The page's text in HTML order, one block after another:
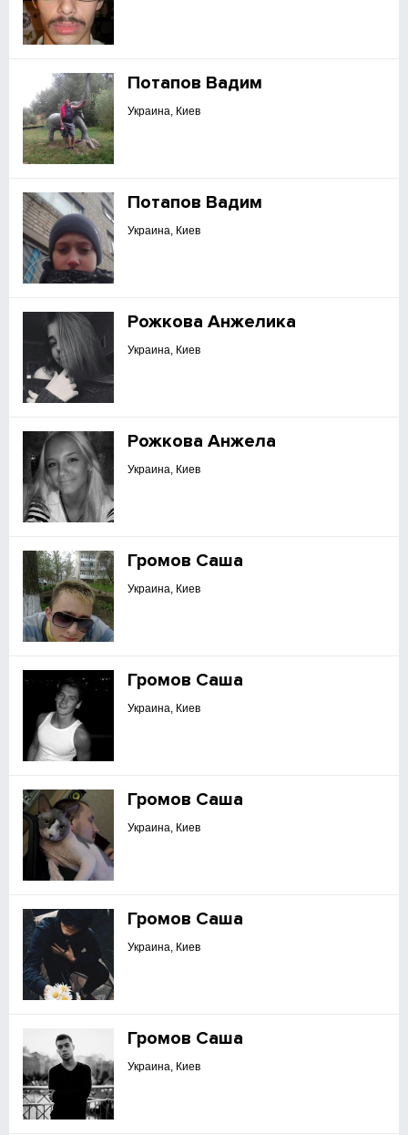
Потапов Вадим
Украина, Киев
Потапов Вадим
Украина, Киев
Рожкова Анжелика
Украина, Киев
Рожкова Анжела
Украина, Киев
Громов Саша
Украина, Киев
Громов Саша
Украина, Киев
Громов Саша
Украина, Киев
Громов Саша
Украина, Киев
Громов Саша
Украина, Киев